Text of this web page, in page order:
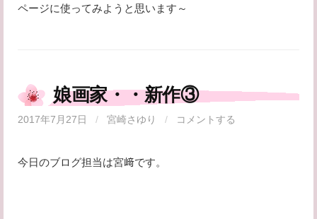
ページに使ってみようと思います～
娘画家・・新作③
2017年7月27日 / 宮崎さゆり / コメントする
今日のブログ担当は宮﨑です。